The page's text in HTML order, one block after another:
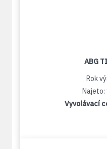
ABG
Rok
Najeto:
Vyvolávací